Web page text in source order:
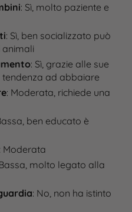
: Sì, molto paziente e
: Sì, ben socializzato può
animali​
: Sì, grazie alle sue
ad abbaiare
: Moderata, richiede una
ben educato è
Moderata​
molto legato alla
: No, non ha istinto